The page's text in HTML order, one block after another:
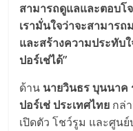
สามารถดูแลและตอบโ
เรามั่นใจว่าจะสามาร
และสร้างความประทับ
ปอร์เช่ได้”
ด้าน นายวินธร บุนนาค
ปอร์เช่ ประเทศไทย กล่
เปิดตัว โชว์รูม และศูนย์